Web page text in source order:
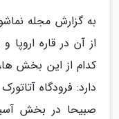
به گزارش مجله
از آن در قاره
کدام از این بخش
دارد: فرودگاه
صبیحا در بخش